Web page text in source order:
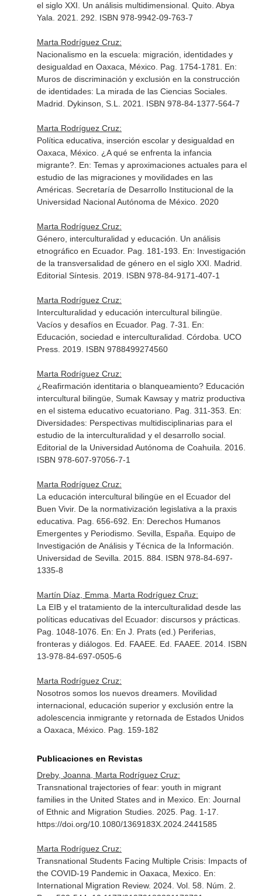
el siglo XXI. Un análisis multidimensional. Quito. Abya
Yala. 2021. 292. ISBN 978-9942-09-763-7
Marta Rodríguez Cruz:
Nacionalismo en la escuela: migración, identidades y
desigualdad en Oaxaca, México. Pag. 1754-1781. En:
Muros de discriminación y exclusión en la construcción
de identidades: La mirada de las Ciencias Sociales.
Madrid. Dykinson, S.L. 2021. ISBN 978-84-1377-564-7
Marta Rodríguez Cruz:
Política educativa, inserción escolar y desigualdad en
Oaxaca, México. ¿A qué se enfrenta la infancia
migrante?. En: Temas y aproximaciones actuales para el
estudio de las migraciones y movilidades en las
Américas. Secretaría de Desarrollo Institucional de la
Universidad Nacional Autónoma de México. 2020
Marta Rodríguez Cruz:
Género, interculturalidad y educación. Un análisis
etnográfico en Ecuador. Pag. 181-193. En: Investigación
de la transversalidad de género en el siglo XXI . Madrid.
Editorial Síntesis. 2019. ISBN 978-84-9171-407-1
Marta Rodríguez Cruz:
Interculturalidad y educación intercultural bilingüe.
Vacíos y desafíos en Ecuador. Pag. 7-31. En:
Educación, sociedad e interculturalidad . Córdoba. UCO
Press. 2019. ISBN 9788499274560
Marta Rodríguez Cruz:
¿Reafirmación identitaria o blanqueamiento? Educación
intercultural bilingüe, Sumak Kawsay y matriz productiva
en el sistema educativo ecuatoriano. Pag. 311-353. En:
Diversidades: Perspectivas multidisciplinarias para el
estudio de la interculturalidad y el desarrollo social.
Editorial de la Universidad Autónoma de Coahuila. 2016.
ISBN 978-607-97056-7-1
Marta Rodríguez Cruz:
La educación intercultural bilingüe en el Ecuador del
Buen Vivir. De la normativización legislativa a la praxis
educativa. Pag. 656-692. En: Derechos Humanos
Emergentes y Periodismo. Sevilla, España. Equipo de
Investigación de Análisis y Técnica de la Información.
Universidad de Sevilla. 2015. 884. ISBN 978-84-697-
1335-8
Martín Díaz, Emma, Marta Rodríguez Cruz:
La EIB y el tratamiento de la interculturalidad desde las
políticas educativas del Ecuador: discursos y prácticas.
Pag. 1048-1076. En: En J. Prats (ed.) Periferias,
fronteras y diálogos. Ed. FAAEE. Ed. FAAEE. 2014. ISBN
13-978-84-697-0505-6
Marta Rodríguez Cruz:
Nosotros somos los nuevos dreamers. Movilidad
internacional, educación superior y exclusión entre la
adolescencia inmigrante y retornada de Estados Unidos
a Oaxaca, México. Pag. 159-182
Publicaciones en Revistas
Dreby, Joanna, Marta Rodríguez Cruz:
Transnational trajectories of fear: youth in migrant
families in the United States and in Mexico. En: Journal
of Ethnic and Migration Studies. 2025. Pag. 1-17.
https://doi.org/10.1080/1369183X.2024.2441585
Marta Rodríguez Cruz:
Transnational Students Facing Multiple Crisis: Impacts of
the COVID-19 Pandemic in Oaxaca, Mexico. En:
International Migration Review. 2024. Vol. 58. Núm. 2.